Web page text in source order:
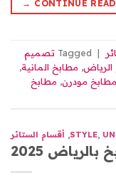
CONTINUE
→
|
Tagged تصميم
الرياض, مطابخ المانية,
مطابخ مودرن, مطابخ
STYLE أقسام الستائر
2025